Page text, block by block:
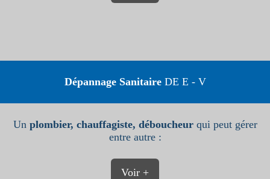
Dépannage SanitaireDE E - V
Un plombier, chauffagiste, déboucheurqui peut gérer
entre autre :
Voir +